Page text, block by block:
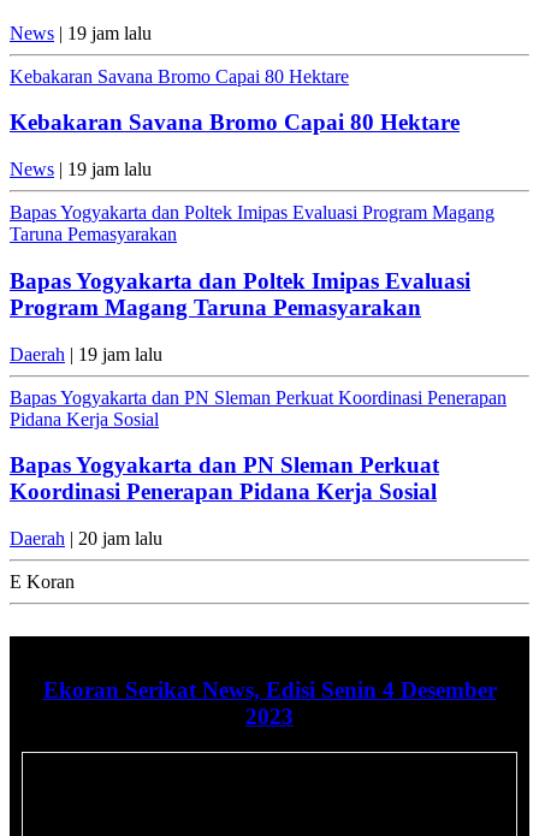
News | 19 jam lalu
Kebakaran Savana Bromo Capai 80 Hektare
Kebakaran Savana Bromo Capai 80 Hektare
News | 19 jam lalu
Bapas Yogyakarta dan Poltek Imipas Evaluasi Program Magang
Taruna Pemasyarakan
Bapas Yogyakarta dan Poltek Imipas Evaluasi
Program Magang Taruna Pemasyarakan
Daerah | 19 jam lalu
Bapas Yogyakarta dan PN Sleman Perkuat Koordinasi Penerapan
Pidana Kerja Sosial
Bapas Yogyakarta dan PN Sleman Perkuat
Koordinasi Penerapan Pidana Kerja Sosial
Daerah | 20 jam lalu
E Koran
Ekoran Serikat News, Edisi Senin 4 Desember
2023